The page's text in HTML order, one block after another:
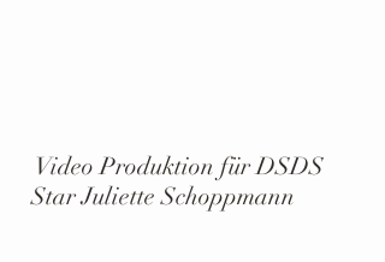
Video Produktion für DSDS
Star Juliette Schoppmann